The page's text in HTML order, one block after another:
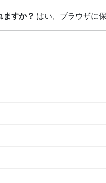
ますか？ はい、ブラウザに